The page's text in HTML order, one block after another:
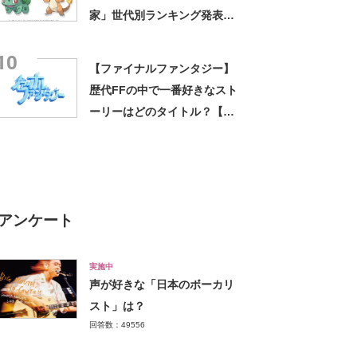
家」世代別ランキング発表 1
【ファイナルファンタジー】
歴代FFの中で一番好きなスト
ーリーはどのタイトル？【人
アンケート
実施中
声が好きな「日本のボーカリ
スト」は？
回答数：49556